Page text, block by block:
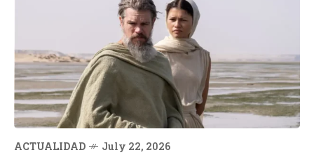
ACTUALIDAD July 22, 2026